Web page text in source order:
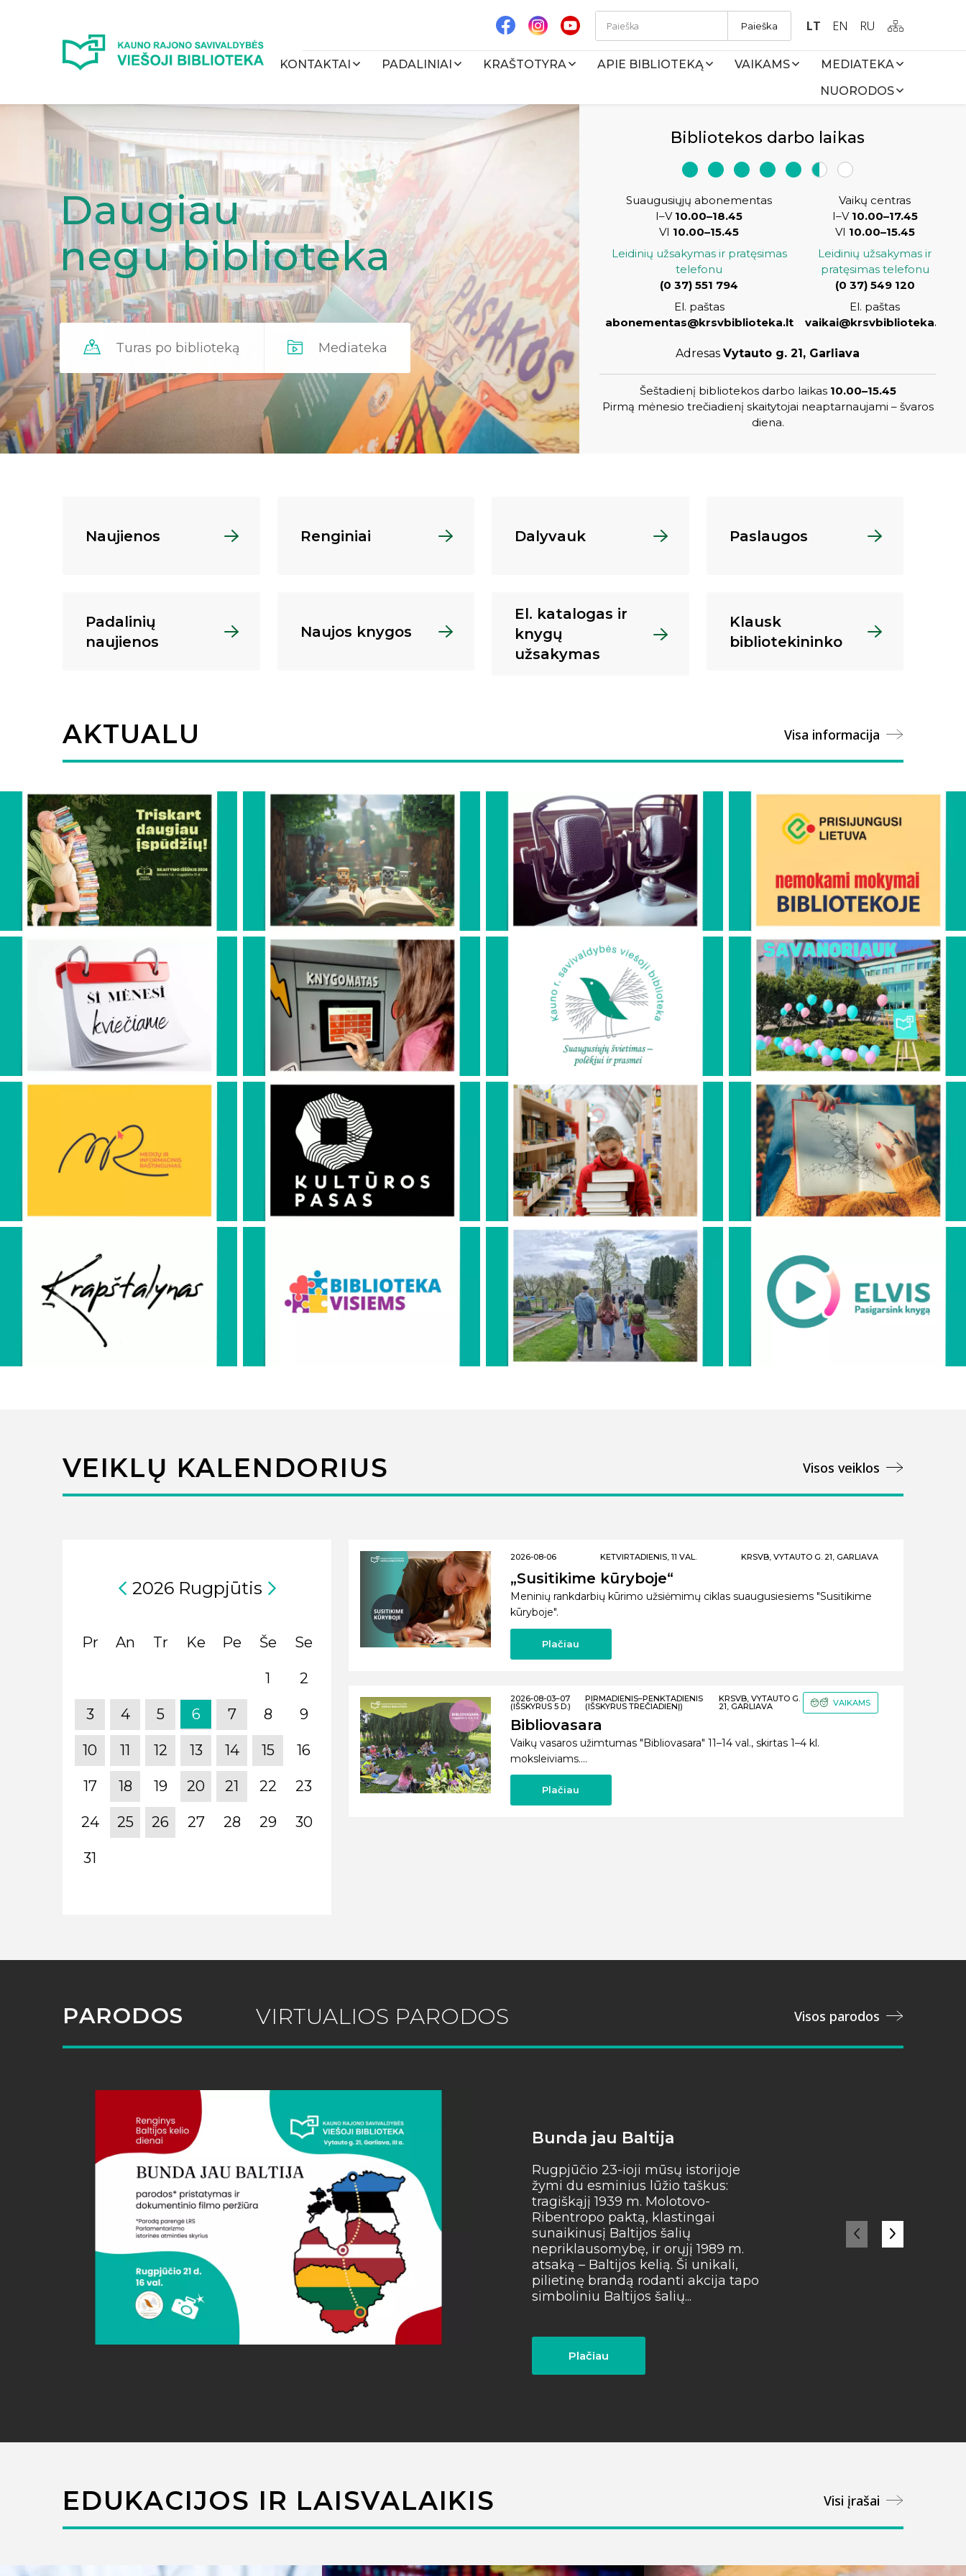
Paieška LT EN RU
KONTAKTAI PADALINIAI KRAŠTOTYRA APIE BIBLIOTEKĄ VAIKAMS
MEDIATEKA
NUORODOS
Daugiau
negu biblioteka
Turas po biblioteką Mediateka
Bibliotekos darbo laikas
Suaugusiųjų abonementas
I–V 10.00–18.45
VI 10.00–15.45
Vaikų centras
I–V 10.00–17.45
VI 10.00–15.45
Leidinių užsakymas ir pratęsimas
telefonu
(0 37) 551 794
Leidinių užsakymas ir
pratęsimas telefonu
(0 37) 549 120
El. paštas
abonementas@krsvbiblioteka.lt
El. paštas
vaikai@krsvbiblioteka.lt
Adresas Vytauto g. 21, Garliava
Šeštadienį bibliotekos darbo laikas 10.00–15.45
Pirmą mėnesio trečiadienį skaitytojai neaptarnaujami – švaros
diena.
Naujienos Renginiai Dalyvauk Paslaugos
Padalinių
naujienos
Naujos knygos
El. katalogas ir
knygų
užsakymas
Klausk
bibliotekininko
AKTUALU Visa informacija
VEIKLŲ KALENDORIUS Visos veiklos
2026 Rugpjūtis
Pr An Tr Ke Pe Še Se
1 2
3 4 5 6 7 8 9
10 11 12 13 14 15 16
17 18 19 20 21 22 23
24 25 26 27 28 29 30
31
2026-08-06 KETVIRTADIENIS, 11 VAL. KRSVB, VYTAUTO G. 21, GARLIAVA
„Susitikime kūryboje“
Meninių rankdarbių kūrimo užsiėmimų ciklas suaugusiesiems "Susitikime
kūryboje".
Plačiau
2026-08-03–07
(IŠSKYRUS 5 D.)
PIRMADIENIS–PENKTADIENIS
(IŠSKYRUS TREČIADIENĮ)
KRSVB, VYTAUTO G.
21, GARLIAVA VAIKAMS
Bibliovasara
Vaikų vasaros užimtumas "Bibliovasara" 11–14 val., skirtas 1–4 kl.
moksleiviams....
Plačiau
PARODOS VIRTUALIOS PARODOS Visos parodos
Bunda jau Baltija
Rugpjūčio 23-ioji mūsų istorijoje
žymi du esminius lūžio taškus:
tragiškąjį 1939 m. Molotovo-
Ribentropo paktą, klastingai
sunaikinusį Baltijos šalių
nepriklausomybę, ir orųjį 1989 m.
atsaką – Baltijos kelią. Ši unikali,
pilietinę brandą rodanti akcija tapo
simboliniu Baltijos šalių...
Plačiau
stipri valstybė! Artėjant...
EDUKACIJOS IR LAISVALAIKIS Visi įrašai